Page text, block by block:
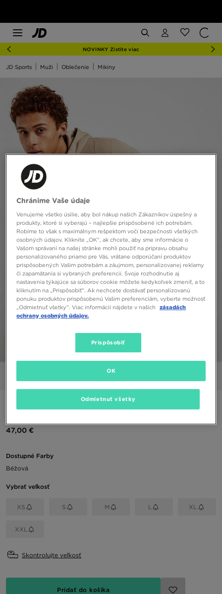
NOVINKY Zistite viac
JD Sports Muži Oblečenie Mikiny
NIKE MIKINA S KAPUCŇOU M NSW HYBRID FLC HOODIE
47,00 €
Dostupné Farby
Béžová
Vybrať veľkosť
XS S M L XL
XXL
Skontrolujte veľkosť
Pridať do košíka
Chránime Vaše údaje
Venujeme všetko úsilie, aby bol nákup našich Zákazníkov úspešný a
produkty, ktoré si vyberajú – najlepšie prispôsobené ich potrebám.
Robíme to však s maximálnym rešpektom voči bezpečnosti všetkých
osobných údajov. Kliknite „OK”, ak chcete, aby sme informácie o
Vašom správaní na našej stránke mohli použiť na prípravu obsahu
personalizovaného priamo pre Vás, vrátane odporúčaní produktov
prispôsobených Vašim potrebám a záujmom, personalizovanej reklamy
či zapamätania si vybraných preferencií. Svoje rozhodnutie aj
nastavenia týkajúce sa súborov cookie môžete kedykoľvek zmeniť, a to
kliknutím na „Prispôsobiť”. Ak nechcete dostávať personalizovanú
ponuku produktov prispôsobenú Vašim preferenciám, vyberte možnosť
„Odmietnuť všetky”. Viac informácií nájdete v našich
zásadách
ochrany osobných údajov.
Prispôsobiť
Odmietnuť všetky
OK